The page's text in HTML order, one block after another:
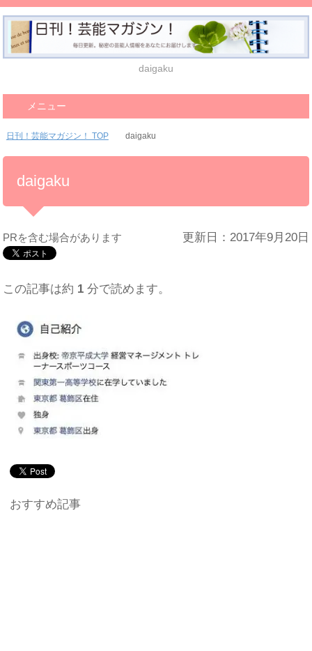
daigaku
メニュー
日刊！芸能マガジン！ TOP daigaku
daigaku
PRを含む場合があります 更新日：2017年9月20日
この記事は約 1 分で読めます。
おすすめ記事